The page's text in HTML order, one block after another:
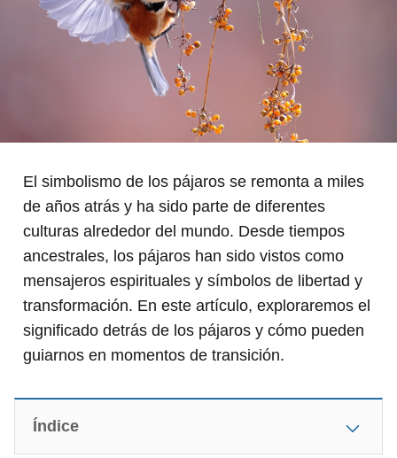
El simbolismo de los pájaros se remonta a miles
de años atrás y ha sido parte de diferentes
culturas alrededor del mundo. Desde tiempos
ancestrales, los pájaros han sido vistos como
mensajeros espirituales y símbolos de libertad y
transformación. En este artículo, exploraremos el
significado detrás de los pájaros y cómo pueden
guiarnos en momentos de transición.
Índice